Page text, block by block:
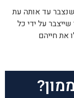
שנצבר עד אותה עת
על ידי כל
את חייהם